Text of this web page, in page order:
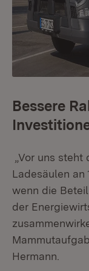
Bessere
„Vor uns
Ladesäulen an
wenn die
der
Hermann.